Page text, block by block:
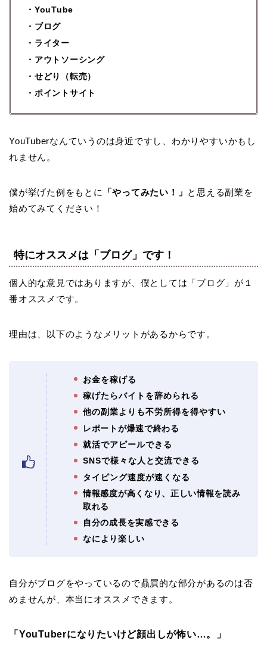
・YouTube
・ブログ
・ライター
・アウトソーシング
・せどり（転売）
・ポイントサイト
YouTuberなんていうのは身近ですし、わかりやすいかもし
れません。
僕が挙げた例をもとに 「やってみたい！」 と思える副業を
始めてみてください！
特にオススメは「ブログ」です！
個人的な意見ではありますが、僕としては「ブログ」が１
番オススメです。
理由は、以下のようなメリットがあるからです。
お金を稼げる
稼げたらバイトを辞められる
他の副業よりも不労所得を得やすい
レポートが爆速で終わる
就活でアピールできる
SNSで様々な人と交流できる
タイピング速度が速くなる
情報感度が高くなり、正しい情報を読み
取れる
自分の成長を実感できる
なにより楽しい
自分がブログをやっているので贔屓的な部分があるのは否
めませんが、本当にオススメできます。
「YouTuberになりたいけど顔出しが怖い…。」